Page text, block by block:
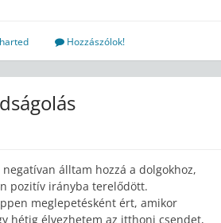
Hozzászólok!
álltam hozzá a dolgokhoz,
pozitív irányba terelődött.
meglepetésként ért, amikor
hétig élvezhetem az itthoni csendet,